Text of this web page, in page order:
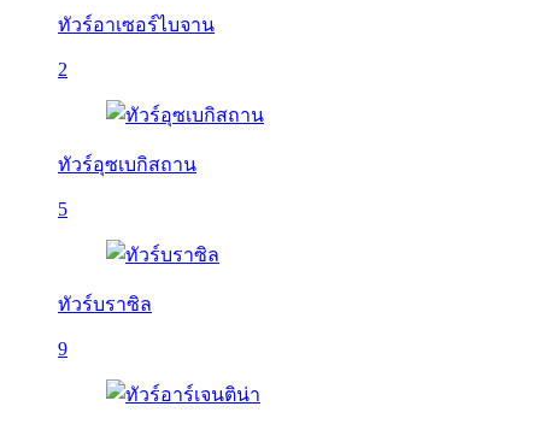
ทัวร์อาเซอร์ไบจาน
2
ทัวร์อุซเบกิสถาน
5
ทัวร์บราซิล
9